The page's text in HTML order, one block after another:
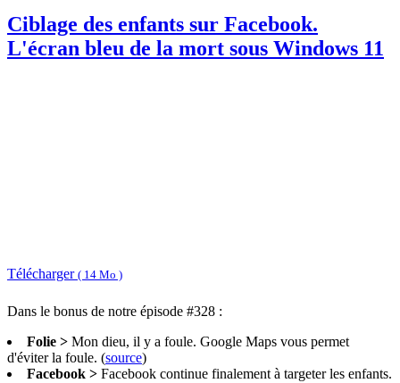
Ciblage des enfants sur Facebook.
L'écran bleu de la mort sous Windows 11
Télécharger ( 14 Mo )
Dans le bonus de notre épisode #328 :
Folie > Mon dieu, il y a foule. Google Maps vous permet
d'éviter la foule. (source)
Facebook > Facebook continue finalement à targeter les enfants.